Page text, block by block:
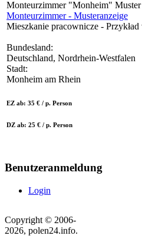
Monteurzimmer "Monheim"
Monteurzimmer - Musteranzeige
Mieszkanie pracownicze - Przykład
Bundesland:
Deutschland, Nordrhein-Westfalen
Stadt:
Monheim am Rhein
EZ ab: 35 € / p. Person
DZ ab: 25 € / p. Person
Benutzeranmeldung
Login
Copyright © 2006-
2026, polen24.info.